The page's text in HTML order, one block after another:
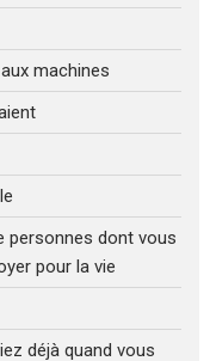
machines
personnes dont vous
pour la vie
déjà quand vous